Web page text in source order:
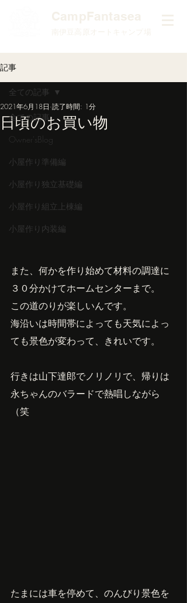
​CampFantasea
南伊豆高原オートキャンプ場
記事
全ての記事
Owner'sBlog
小屋作り準備編
小屋作り独立基礎編
小屋作り組立上棟編
小屋作り内装編
全ての記事
日頃のお買い物
2021年6月18日 読了時間: 1分
また、何かを作り始めて材料の調達に
３０分かけてホームセンターまで。
この道のりが楽しいんです。
海沿いは時間帯によっても天気によっ
ても景色が変わって、きれいです。
行きは山下達郎でノリノリで、帰りは
永ちゃんのバラードで熱唱しながら
（笑
たまには車を停めて、のんびり景色を